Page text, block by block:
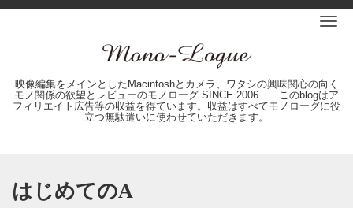
映像編集をメインとしたMacintoshとカメラ、ワタシの興味関心の向く
モノ関係の欲望とレビューのモノローグ SINCE 2006 このblogはア
フィリエイト広告等の収益を得ています。収益はすべてモノローグに役
立つ無駄遣いに使わせていただきます。
はじめてのA